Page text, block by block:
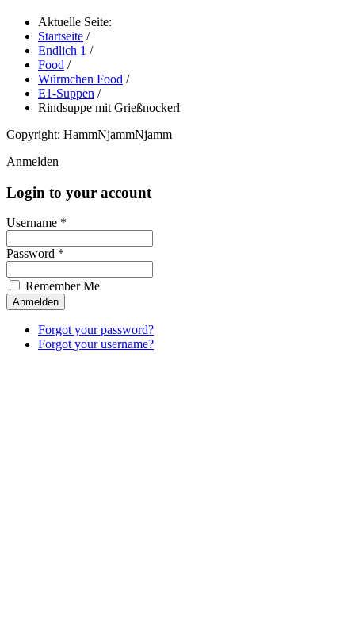
Aktuelle Seite:
Startseite /
Endlich 1 /
Food /
Würmchen Food /
E1-Suppen /
Rindsuppe mit Grießnockerl
Copyright: HammNjammNjamm
Anmelden
Login to your account
Username *
Password *
Remember Me
Forgot your password?
Forgot your username?